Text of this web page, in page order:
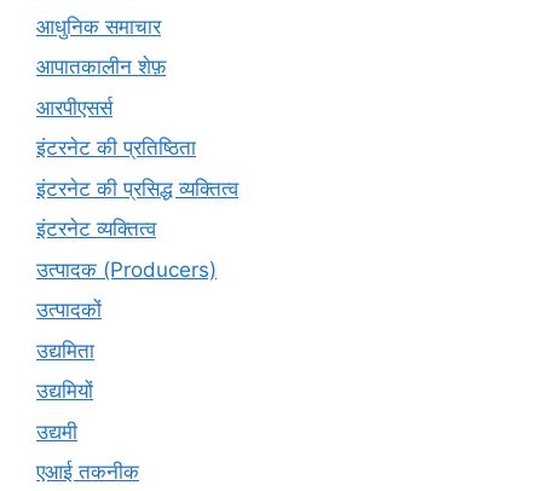
आधुनिक समाचार
आपातकालीन शेफ़
आरपीएसर्स
इंटरनेट की प्रतिष्ठिता
इंटरनेट की प्रसिद्ध व्यक्तित्व
इंटरनेट व्यक्तित्व
उत्पादक (Producers)
उत्पादकों
उद्यमिता
उद्यमियों
उद्यमी
एआई तकनीक